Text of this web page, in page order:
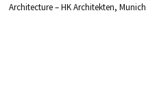
Architecture – HK Architekten, Munich